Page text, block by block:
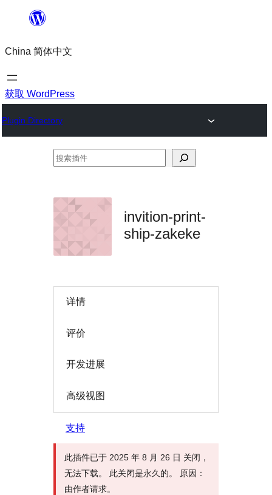
内
容
China 简体中文
获取 WordPress
Plugin Directory
搜
invition-print-
ship-zakeke
详情
评价
开发进展
高级视图
支持
此插件已于 2025 年 8 月 26 日 关闭，
无法下载。 此关闭是永久的。 原因：
由作者请求。